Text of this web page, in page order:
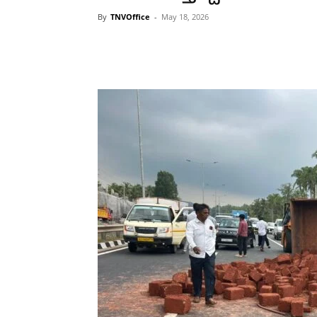
By TNVOffice - May 18, 2026